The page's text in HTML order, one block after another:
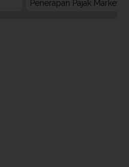
Penerapan Pajak